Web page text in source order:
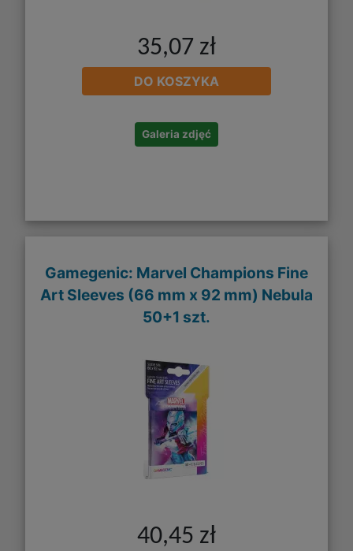
35,07 zł
DO KOSZYKA
Galeria zdjęć
Gamegenic: Marvel Champions Fine
Art Sleeves (66 mm x 92 mm) Nebula
50+1 szt.
40,45 zł